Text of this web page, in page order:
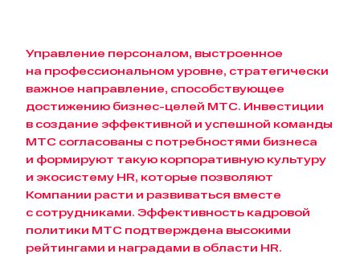
Управление персоналом, выстроенное
на профессиональном уровне, стратегически
важное направление, способствующее
достижению бизнес-целей МТС. Инвестиции
в создание эффективной и успешной команды
МТС согласованы с потребностями бизнеса
и формируют такую корпоративную культуру
и экосистему HR, которые позволяют
Компании расти и развиваться вместе
с сотрудниками. Эффективность кадровой
политики МТС подтверждена высокими
рейтингами и наградами в области HR.